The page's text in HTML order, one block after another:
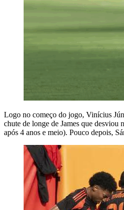
Logo no começo do jogo, Vinícius
chute de longe de James que
após 4 anos e meio). Pouco depois,